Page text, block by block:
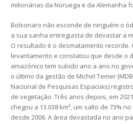
milionárias da Noruega e da Alemanha
Bolsonaro não esconde de ninguém o
a sua sanha entreguista de devastar a
O resultado é o desmatamento recorde.
levantamento e constatou que desde o
amazônico tem subido ano a ano no
o último da gestão de Michel Temer
Nacional de Pesquisas Espaciais)
de vegetação. Três anos depois, em
chegou a 13.038 km², um salto de 73%
desde 2006. A área devastada no ano